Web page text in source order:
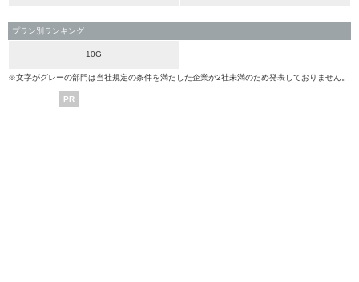
プラン別ランキング
10G
※文字がグレーの部門は当社規定の条件を満たした企業が2社未満のため発表しておりません。
PR